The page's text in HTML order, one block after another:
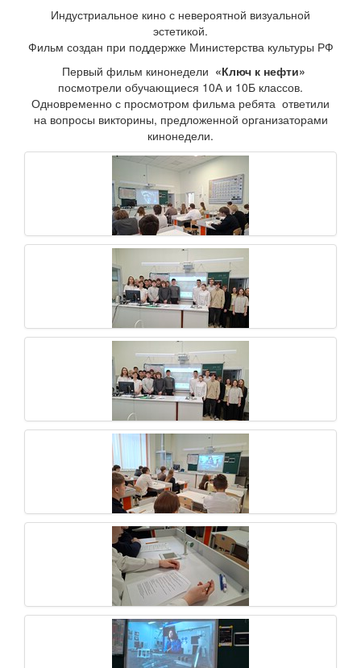
Индустриальное кино с невероятной визуальной
эстетикой.
Фильм создан при поддержке Министерства культуры РФ
Первый фильм кинонедели «Ключ к нефти»
посмотрели обучающиеся 10А и 10Б классов.
Одновременно с просмотром фильма ребята ответили
на вопросы викторины, предложенной организаторами
кинонедели.